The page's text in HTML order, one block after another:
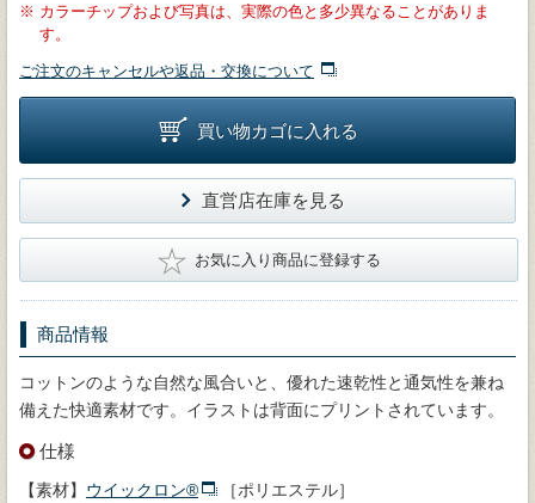
※ カラーチップおよび写真は、実際の色と多少異なることがありま
す。
ご注文のキャンセルや返品・交換について
買い物カゴに入れる
直営店在庫を見る
★ お気に入り商品に登録する
商品情報
コットンのような自然な風合いと、優れた速乾性と通気性を兼ね
備えた快適素材です。イラストは背面にプリントされています。
仕様
【素材】 ウイックロン®
［ポリエステル］